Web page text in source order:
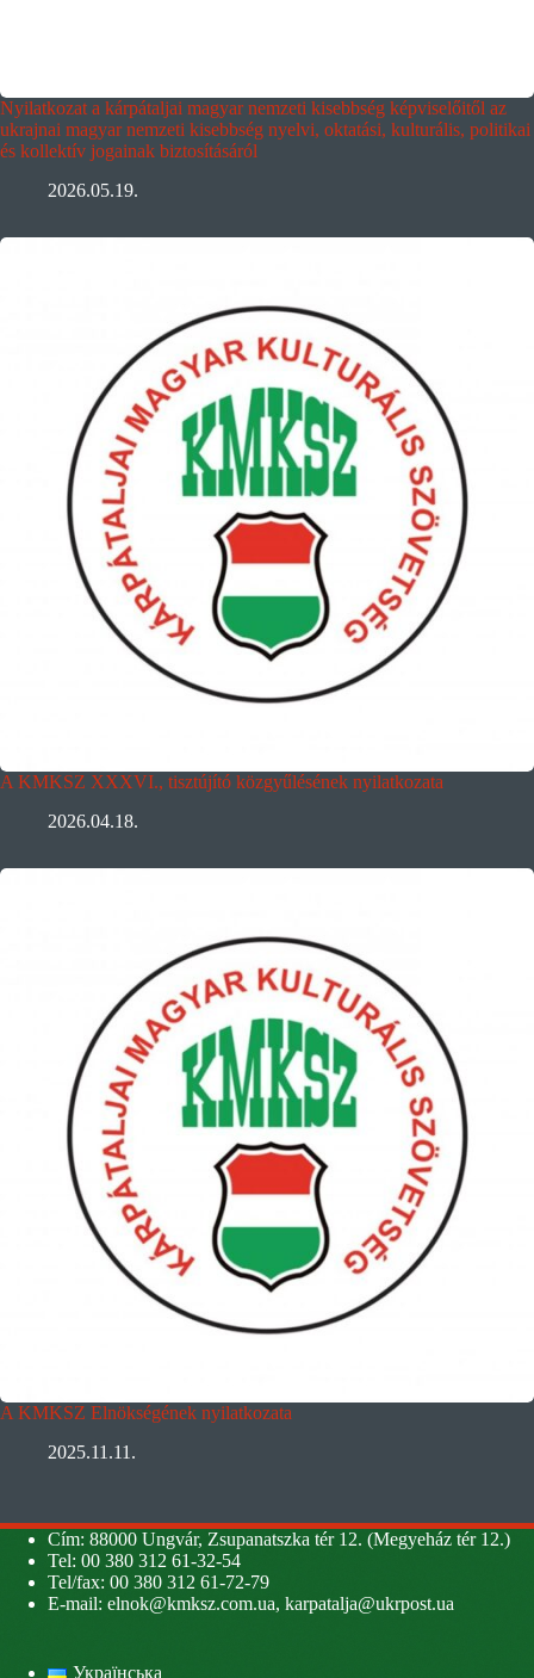
Nyilatkozat a kárpátaljai magyar nemzeti kisebbség képviselőitől az
ukrajnai magyar nemzeti kisebbség nyelvi, oktatási, kulturális, politikai
és kollektív jogainak biztosításáról
2026.05.19.
A KMKSZ XXXVI., tisztújító közgyűlésének nyilatkozata
2026.04.18.
A KMKSZ Elnökségének nyilatkozata
2025.11.11.
Cím: 88000 Ungvár, Zsupanatszka tér 12. (Megyeház tér 12.)
Tel: 00 380 312 61-32-54
Tel/fax: 00 380 312 61-72-79
E-mail: elnok@kmksz.com.ua, karpatalja@ukrpost.ua
Українська